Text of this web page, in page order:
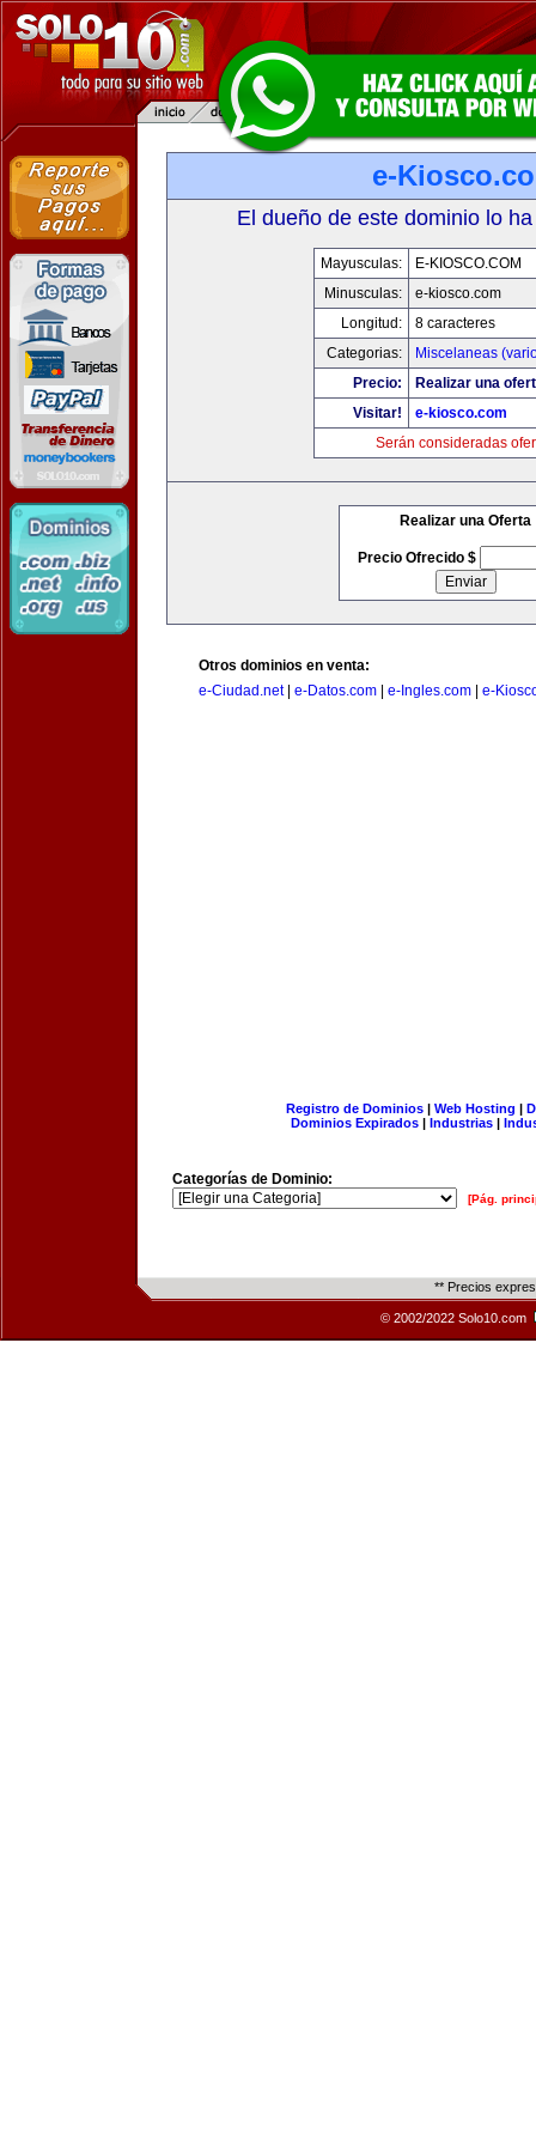
e-
El dueño de este dominio lo
Mayusculas:
E-KIOSCO.COM
Minusculas:
e-kiosco.com
Longitud:
8 caracteres
Categorias:
Miscelaneas
Precio:
Realizar una
Visitar!
e-kiosco.com
Serán consideradas
Realizar una Oferta
Precio Ofrecido $
Otros dominios en venta:
e-Ciudad.net| e-Datos.com e-Ingles.com e-
Registro de Dominios| Web Hosting |
Dominios Expirados | Industrias |
Categorías de Dominio:
[Pág.
** Precios
© 2002/2022 Solo10.com